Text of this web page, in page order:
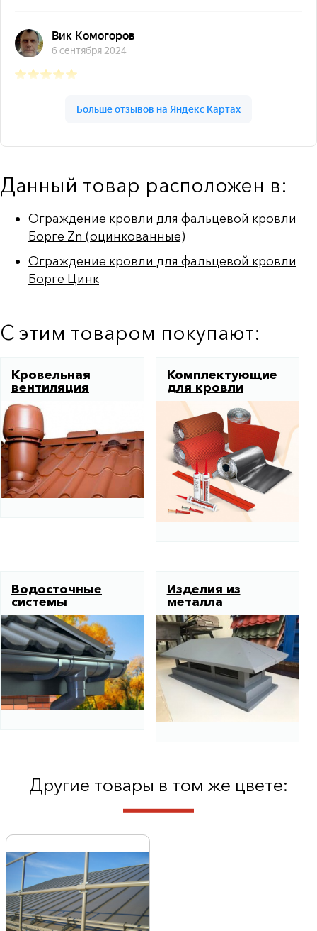
Данный товар расположен в:
Ограждение кровли для фальцевой кровли
Борге Zn (оцинкованные)
Ограждение кровли для фальцевой кровли
Борге Цинк
С этим товаром покупают:
Кровельная
вентиляция
Комплектующие
для кровли
Водосточные
системы
Изделия из
металла
Другие товары в том же цвете: